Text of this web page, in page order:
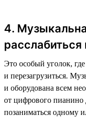
4.
расслабиться
Это особый уголок,
и перезагрузиться.
и оборудована всем
от цифрового пианино
позаниматься одному